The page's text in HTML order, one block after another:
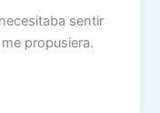
sentir
propusiera.